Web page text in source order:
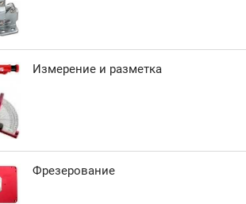
Измерение и разметка
Фрезерование